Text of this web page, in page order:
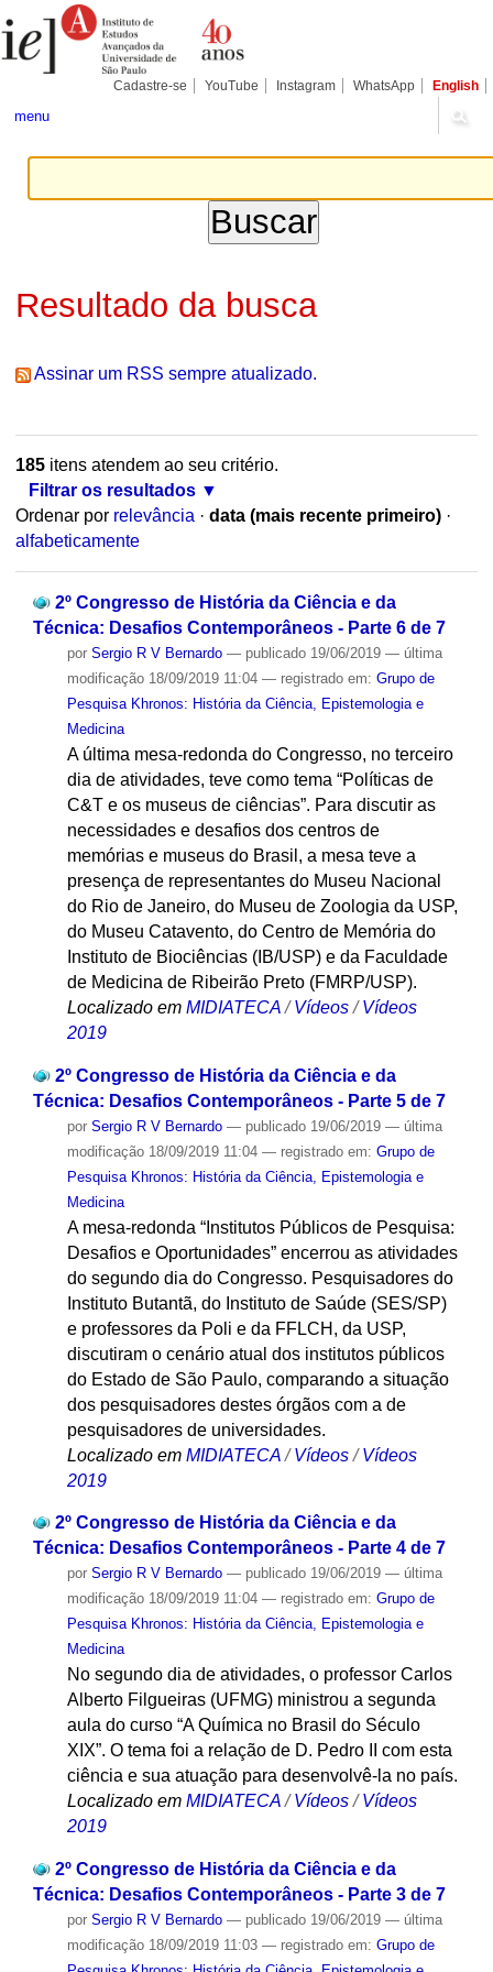
para
conteúdo.
Pessoais
Cadastre-se YouTube Instagram WhatsApp English
menu
Resultado da busca
Assinar um RSS sempre atualizado.
185itens atendem ao seu critério.
Filtrar os resultados
Ordenar por relevância · data (mais recente primeiro) ·
alfabeticamente
2º Congresso de História da Ciência e da
Técnica: Desafios Contemporâneos - Parte 6 de 7
por Sergio R V Bernardo — publicado19/06/2019 — última
modificação18/09/2019 11:04 — registrado em: Grupo de
Pesquisa Khronos: História da Ciência, Epistemologia e
Medicina
A última mesa-redonda do Congresso, no terceiro
dia de atividades, teve como tema “Políticas de
C&T e os museus de ciências”. Para discutir as
necessidades e desafios dos centros de
memórias e museus do Brasil, a mesa teve a
presença de representantes do Museu Nacional
do Rio de Janeiro, do Museu de Zoologia da USP,
do Museu Catavento, do Centro de Memória do
Instituto de Biociências (IB/USP) e da Faculdade
de Medicina de Ribeirão Preto (FMRP/USP).
Localizado em MIDIATECA /Vídeos /Vídeos
2019
2º Congresso de História da Ciência e da
Técnica: Desafios Contemporâneos - Parte 5 de 7
por Sergio R V Bernardo — publicado19/06/2019 — última
modificação18/09/2019 11:04 — registrado em: Grupo de
Pesquisa Khronos: História da Ciência, Epistemologia e
Medicina
A mesa-redonda “Institutos Públicos de Pesquisa:
Desafios e Oportunidades” encerrou as atividades
do segundo dia do Congresso. Pesquisadores do
Instituto Butantã, do Instituto de Saúde (SES/SP)
e professores da Poli e da FFLCH, da USP,
discutiram o cenário atual dos institutos públicos
do Estado de São Paulo, comparando a situação
dos pesquisadores destes órgãos com a de
pesquisadores de universidades.
Localizado em MIDIATECA /Vídeos /Vídeos
2019
2º Congresso de História da Ciência e da
Técnica: Desafios Contemporâneos - Parte 4 de 7
por Sergio R V Bernardo — publicado19/06/2019 — última
modificação18/09/2019 11:04 — registrado em: Grupo de
Pesquisa Khronos: História da Ciência, Epistemologia e
Medicina
No segundo dia de atividades, o professor Carlos
Alberto Filgueiras (UFMG) ministrou a segunda
aula do curso “A Química no Brasil do Século
XIX”. O tema foi a relação de D. Pedro II com esta
ciência e sua atuação para desenvolvê-la no país.
Localizado em MIDIATECA /Vídeos /Vídeos
2019
2º Congresso de História da Ciência e da
Técnica: Desafios Contemporâneos - Parte 3 de 7
por Sergio R V Bernardo — publicado19/06/2019 — última
modificação18/09/2019 11:03 — registrado em: Grupo de